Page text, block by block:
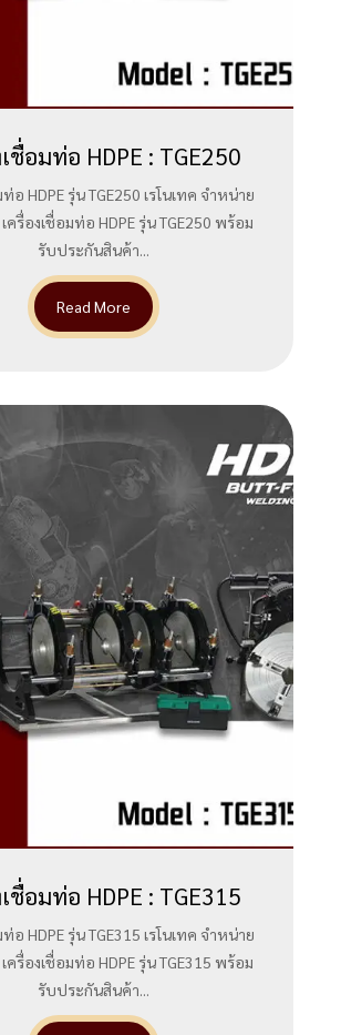
ชื่อมท่อ HDPE : TGE250
อ HDPE รุ่น TGE250 เรโนเทค จำหน่าย
ครื่องเชื่อมท่อ HDPE รุ่น TGE250 พร้อม
รับประกันสินค้า...
Read More
ชื่อมท่อ HDPE : TGE315
อ HDPE รุ่น TGE315 เรโนเทค จำหน่าย
ครื่องเชื่อมท่อ HDPE รุ่น TGE315 พร้อม
รับประกันสินค้า...